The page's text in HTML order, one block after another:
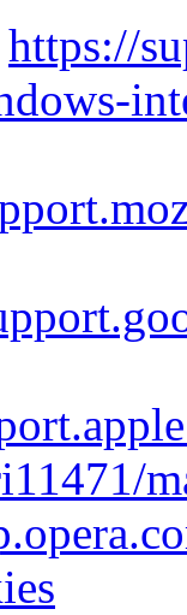
https://